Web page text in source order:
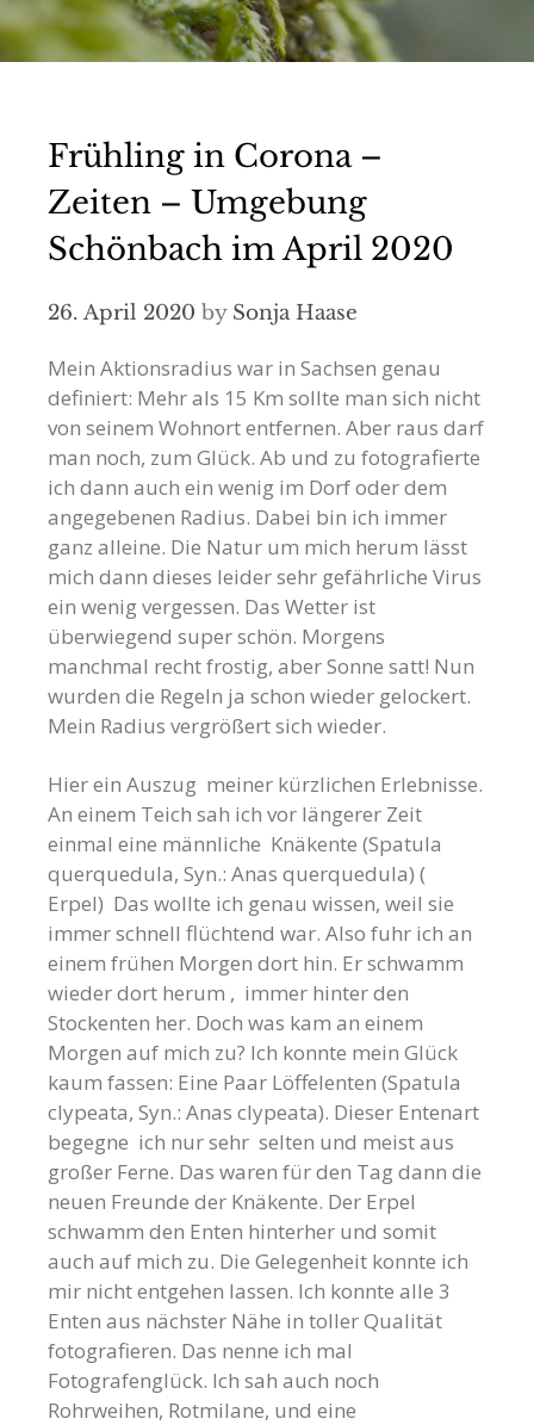
Frühling in Corona –
Zeiten – Umgebung
Schönbach im April 2020
26. April 2020 by Sonja Haase
Mein Aktionsradius war in Sachsen genau
definiert: Mehr als 15 Km sollte man sich nicht
von seinem Wohnort entfernen. Aber raus darf
man noch, zum Glück. Ab und zu fotografierte
ich dann auch ein wenig im Dorf oder dem
angegebenen Radius. Dabei bin ich immer
ganz alleine. Die Natur um mich herum lässt
mich dann dieses leider sehr gefährliche Virus
ein wenig vergessen. Das Wetter ist
überwiegend super schön. Morgens
manchmal recht frostig, aber Sonne satt! Nun
wurden die Regeln ja schon wieder gelockert.
Mein Radius vergrößert sich wieder.
Hier ein Auszug meiner kürzlichen Erlebnisse.
An einem Teich sah ich vor längerer Zeit
einmal eine männliche Knäkente (Spatula
querquedula, Syn.: Anas querquedula) (
Erpel) Das wollte ich genau wissen, weil sie
immer schnell flüchtend war. Also fuhr ich an
einem frühen Morgen dort hin. Er schwamm
wieder dort herum , immer hinter den
Stockenten her. Doch was kam an einem
Morgen auf mich zu? Ich konnte mein Glück
kaum fassen: Eine Paar Löffelenten (Spatula
clypeata, Syn.: Anas clypeata). Dieser Entenart
begegne ich nur sehr selten und meist aus
großer Ferne. Das waren für den Tag dann die
neuen Freunde der Knäkente. Der Erpel
schwamm den Enten hinterher und somit
auch auf mich zu. Die Gelegenheit konnte ich
mir nicht entgehen lassen. Ich konnte alle 3
Enten aus nächster Nähe in toller Qualität
fotografieren. Das nenne ich mal
Fotografenglück. Ich sah auch noch
Rohrweihen, Rotmilane, und eine